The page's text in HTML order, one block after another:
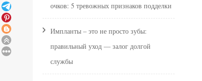
очков: 5 тревожных признаков подделки
Импланты – это не просто зубы:
правильный уход — залог долгой
службы